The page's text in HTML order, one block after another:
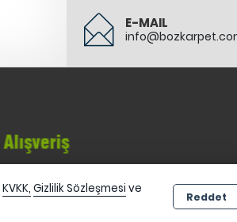
E-MAIL
Kredi kartı
KVKK, Gizlilik Sözleşmesi ve
Reddet